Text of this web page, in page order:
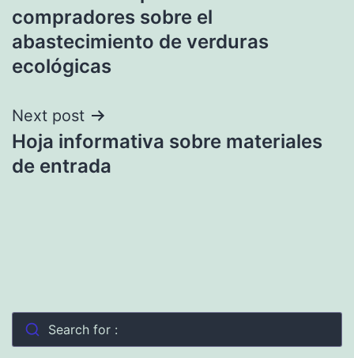
entradas
compradores sobre el
abastecimiento de verduras
ecológicas
Next post
Hoja informativa sobre materiales
de entrada
Search for :